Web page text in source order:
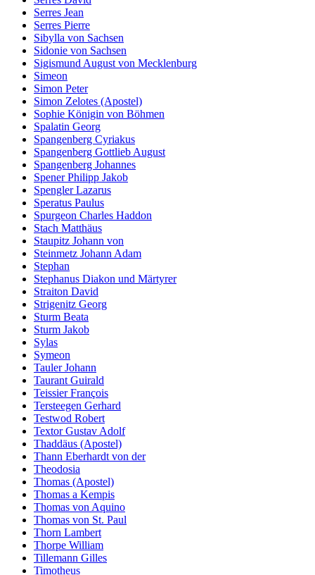
Serres Jean
Serres Pierre
Sibylla von Sachsen
Sidonie von Sachsen
Sigismund August von Mecklenburg
Simeon
Simon Peter
Simon Zelotes (Apostel)
Sophie Königin von Böhmen
Spalatin Georg
Spangenberg Cyriakus
Spangenberg Gottlieb August
Spangenberg Johannes
Spener Philipp Jakob
Spengler Lazarus
Speratus Paulus
Spurgeon Charles Haddon
Stach Matthäus
Staupitz Johann von
Steinmetz Johann Adam
Stephan
Stephanus Diakon und Märtyrer
Straiton David
Strigenitz Georg
Sturm Beata
Sturm Jakob
Sylas
Symeon
Tauler Johann
Taurant Guirald
Teissier François
Tersteegen Gerhard
Testwod Robert
Textor Gustav Adolf
Thaddäus (Apostel)
Thann Eberhardt von der
Theodosia
Thomas (Apostel)
Thomas a Kempis
Thomas von Aquino
Thomas von St. Paul
Thorn Lambert
Thorpe William
Tillemann Gilles
Timotheus